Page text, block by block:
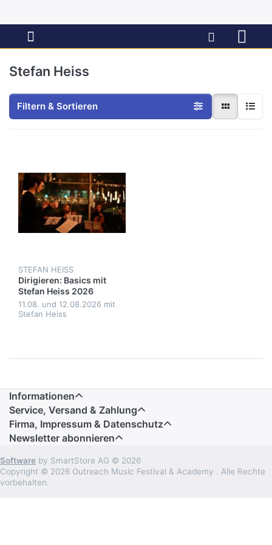
Stefan Heiss
Filtern & Sortieren
STEFAN HEISS
Dirigieren: Basics mit
Stefan Heiss 2026
11.08. und 12.08.2026 mit
Stefan Heiss
Informationen
Service, Versand & Zahlung
Firma, Impressum & Datenschutz
Newsletter abonnieren
Software by SmartStore AG © 2026
Copyright © 2026 Outreach Music Festival & Academy . Alle Rechte
vorbehalten.